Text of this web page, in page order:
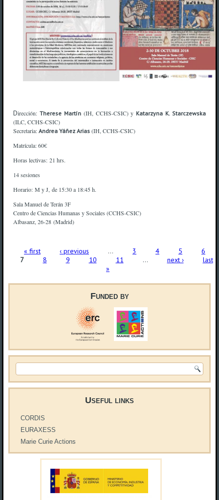
Dirección:Therese Martín (IH, CCHS-CSIC) y Katarzyna K. Starczewska
(ILC, CCHS-CSIC)
Secretaria:Andrea Yáñez Arias (IH, CCHS-CSIC)
Matrícula: 60€
Horas lectivas: 21 hrs.
14 sesiones
Horario: M y J, de 15:30 a 18:45 h.
Sala Manuel de Terán 3F
Centro de Ciencias Humanas y Sociales (CCHS-CSIC)
Albasanz, 26-28 (Madrid)
Pages« first ‹ previous … 3 4 5
6
7
8 9 10 11 … next ›
last
»
Funded by
Search form
Useful links
CORDIS
EURAXESS
Marie Curie Actions